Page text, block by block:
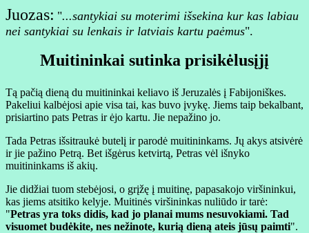
Juozas: "...santykiai su moterimi išsekina kur kas labiau
nei santykiai su lenkais ir latviais kartu paėmus".
Muitininkai sutinka prisikėlusįjį
Tą pačią dieną du muitininkai keliavo iš Jeruzalės į Fabijoniškes.
Pakeliui kalbėjosi apie visa tai, kas buvo įvykę. Jiems taip bekalbant,
prisiartino pats Petras ir ėjo kartu. Jie nepažino jo.
Tada Petras išsitraukė butelį ir parodė muitininkams. Jų akys atsivėrė
ir jie pažino Petrą. Bet išgėrus ketvirtą, Petras vėl išnyko
muitininkams iš akių.
Jie didžiai tuom stebėjosi, o grįžę į muitinę, papasakojo viršininkui,
kas jiems atsitiko kelyje. Muitinės viršininkas nuliūdo ir tarė:
"Petras yra toks didis, kad jo planai mums nesuvokiami. Tad
visuomet budėkite, nes nežinote, kurią dieną ateis jūsų paimti".